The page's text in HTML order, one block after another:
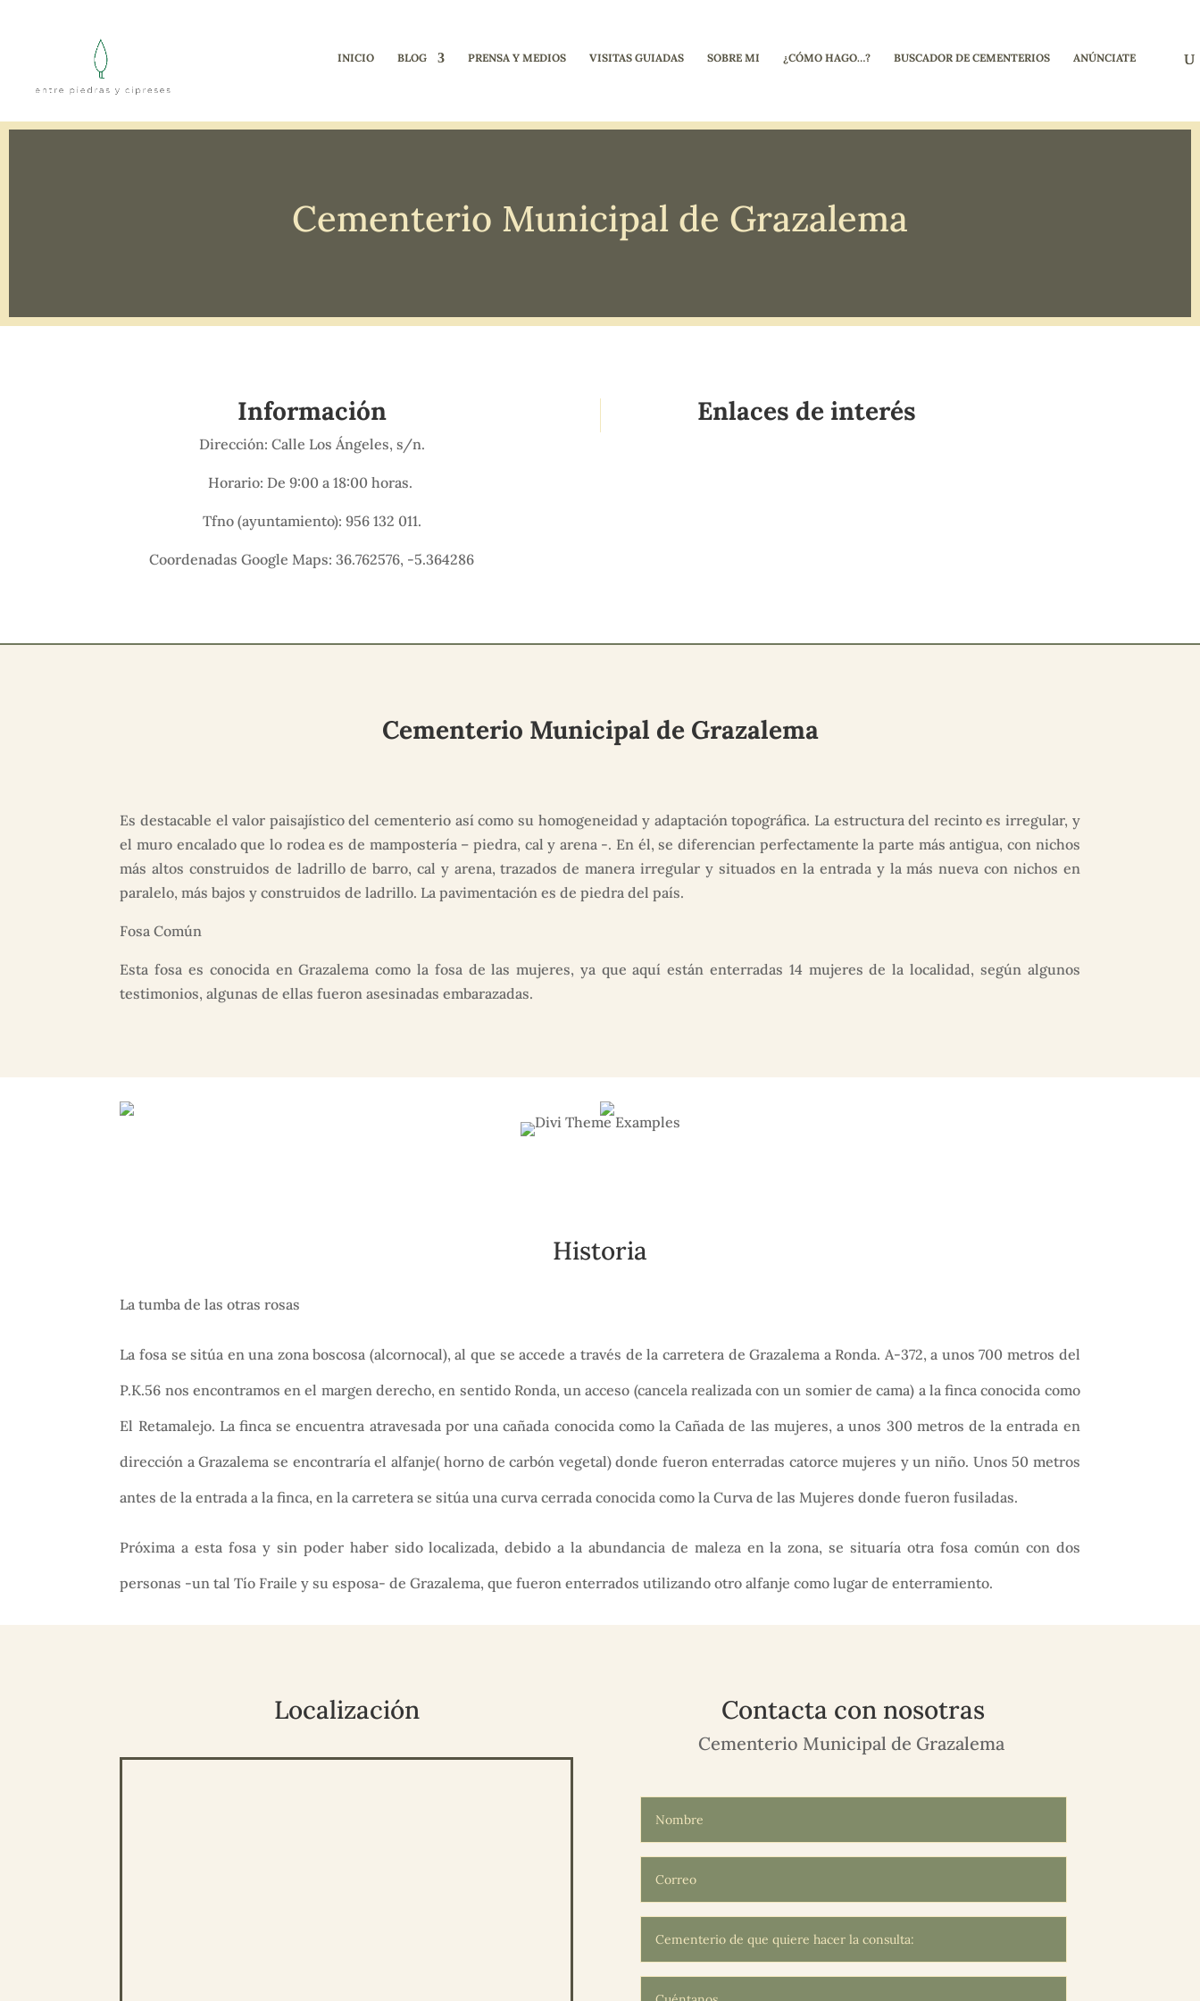
INICIO BLOG PRENSA Y MEDIOS VISITAS GUIADAS SOBRE MI ¿CÓMO HAGO…? BUSCADOR DE CEMENTERIOS ANÚNCIATE
Cementerio Municipal de Grazalema
Información
Dirección: Calle Los Ángeles, s/n.
Horario: De 9:00 a 18:00 horas.
Tfno (ayuntamiento): 956 132 011.
Coordenadas Google Maps: 36.762576, -5.364286
Enlaces de interés
Cementerio Municipal de Grazalema
Es destacable el valor paisajístico del cementerio así como su homogeneidad y adaptación topográfica. La estructura del recinto es irregular, y
el muro encalado que lo rodea es de mampostería – piedra, cal y arena -. En él, se diferencian perfectamente la parte más antigua, con nichos
más altos construidos de ladrillo de barro, cal y arena, trazados de manera irregular y situados en la entrada y la más nueva con nichos en
paralelo, más bajos y construidos de ladrillo. La pavimentación es de piedra del país.
Fosa Común
Esta fosa es conocida en Grazalema como la fosa de las mujeres, ya que aquí están enterradas 14 mujeres de la localidad, según algunos
testimonios, algunas de ellas fueron asesinadas embarazadas.
Historia
La tumba de las otras rosas
La fosa se sitúa en una zona boscosa (alcornocal), al que se accede a través de la carretera de Grazalema a Ronda. A-372, a unos 700 metros del
P.K.56 nos encontramos en el margen derecho, en sentido Ronda, un acceso (cancela realizada con un somier de cama) a la finca conocida como
El Retamalejo. La finca se encuentra atravesada por una cañada conocida como la Cañada de las mujeres, a unos 300 metros de la entrada en
dirección a Grazalema se encontraría el alfanje( horno de carbón vegetal) donde fueron enterradas catorce mujeres y un niño. Unos 50 metros
antes de la entrada a la finca, en la carretera se sitúa una curva cerrada conocida como la Curva de las Mujeres donde fueron fusiladas.
Próxima a esta fosa y sin poder haber sido localizada, debido a la abundancia de maleza en la zona, se situaría otra fosa común con dos
personas -un tal Tío Fraile y su esposa- de Grazalema, que fueron enterrados utilizando otro alfanje como lugar de enterramiento.
Localización Contacta con nosotras
Cementerio Municipal de Grazalema